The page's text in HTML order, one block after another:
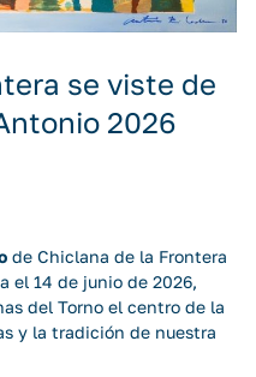
se viste de
2026
de Chiclana de la Frontera
el 14 de junio de 2026,
del Torno el centro de la
y la tradición de nuestra